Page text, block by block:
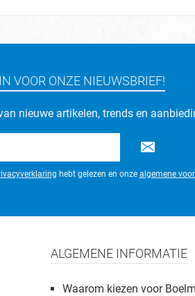
VOOR ONZE NIEUWSBRIEF!
nieuwe artikelen, trends en
hebt gelezen en onze algemene
ALGEMENE INFORMATIE
Waarom kiezen voor Boelm